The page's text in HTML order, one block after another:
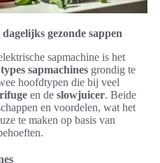
gezonde sappen
sapmachine is het
sapmachines grondig te
hoofdtypen die bij veel
en de slowjuicer. Beide
en voordelen, wat het
te maken op basis van